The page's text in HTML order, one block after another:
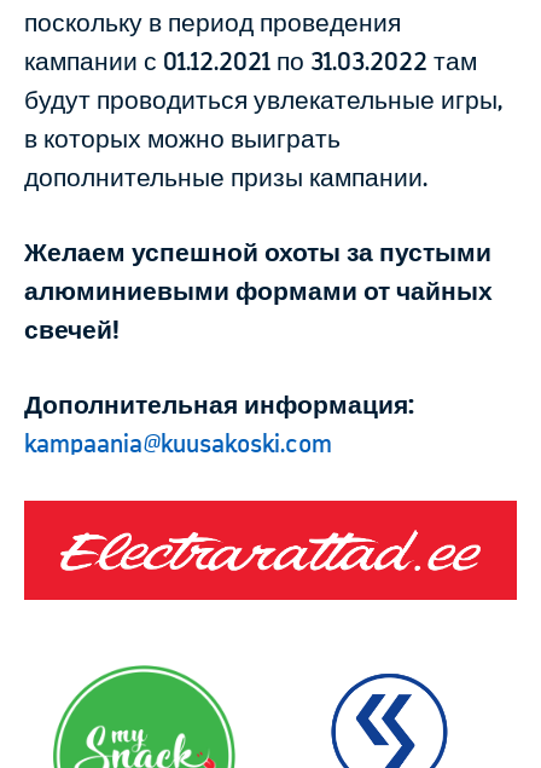
поскольку в период проведения
кампании с 01.12.2021 по 31.03.2022 там
будут проводиться увлекательные игры,
в которых можно выиграть
дополнительные призы кампании.
Желаем успешной охоты за пустыми
алюминиевыми формами от чайных
свечей!
Дополнительная информация:
kampaania@kuusakoski.com